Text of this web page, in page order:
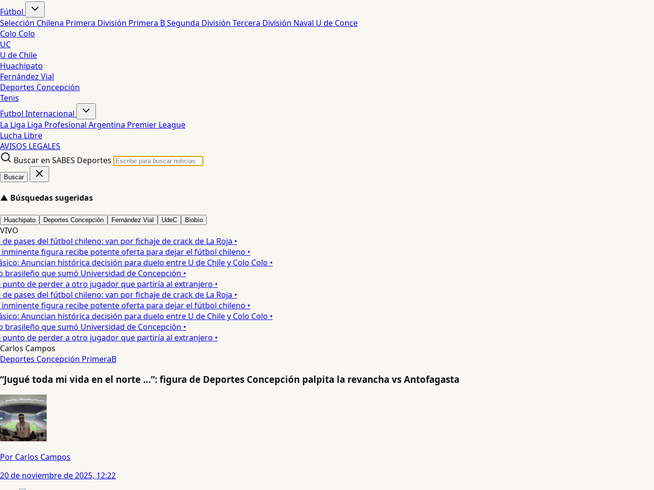
Fútbol
Selección Chilena Primera División Primera BSegunda División Tercera División Naval U de Conce
Colo Colo
UC
U de Chile
Huachipato
Fernández Vial
Deportes Concepción
Tenis
Futbol Internacional
La Liga Liga Profesional Argentina Premier League
Lucha Libre
AVISOS LEGALES
Buscar en SABES Deportes
Buscar
▲ Búsquedas sugeridas
Huachipato Deportes Concepción Fernández Vial UdeC Biobío
VIVO
pases del fútbol chileno: van por fichaje de crack de La Roja •
figura recibe potente oferta para dejar el fútbol chileno •
Anuncian histórica decisión para duelo entre U de Chile y Colo Colo •
que sumó Universidad de Concepción •
de perder a otro jugador que partiría al extranjero •
pases del fútbol chileno: van por fichaje de crack de La Roja •
figura recibe potente oferta para dejar el fútbol chileno •
Anuncian histórica decisión para duelo entre U de Chile y Colo Colo •
que sumó Universidad de Concepción •
de perder a otro jugador que partiría al extranjero •
Carlos Campos
Deportes Concepción PrimeraB
“Jugué toda mi vida en el norte …”: figura de Deportes Concepción palpita la revancha vs Antofagasta
Por Carlos Campos
20 de noviembre de 2025, 12:22